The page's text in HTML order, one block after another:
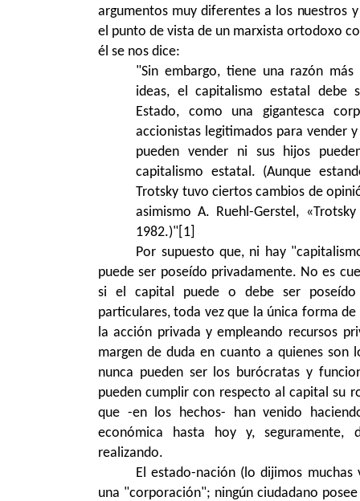
argumentos muy diferentes a los nuestros
el punto de vista de un marxista ortodoxo
él se nos dice:
"Sin embargo, tiene una razón
ideas, el capitalismo estatal debe
Estado, como una gigantesca
accionistas legitimados para vender
pueden vender ni sus hijos
capitalismo estatal. (Aunque
Trotsky tuvo ciertos cambios de
asimismo A. Ruehl-Gerstel,
1982.)" [1]
Por supuesto que, ni hay
puede ser poseído privadamente. No es
si el capital puede o debe ser
particulares, toda vez que la única forma
la acción privada y empleando recursos
margen de duda en cuanto a quienes son
nunca pueden ser los burócratas y
pueden cumplir con respecto al capital su
que -en los hechos- han venido
económica hasta hoy y, seguramente,
realizando.
El estado-nación (lo dijimos muchas
una "corporación"; ningún ciudadano